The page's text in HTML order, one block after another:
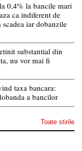
0,4% la bancile mari
ca indiferent de
iar dobanzile
substantial din
nu vor mai fi
taxa bancara:
a bancilor
Toate stirile